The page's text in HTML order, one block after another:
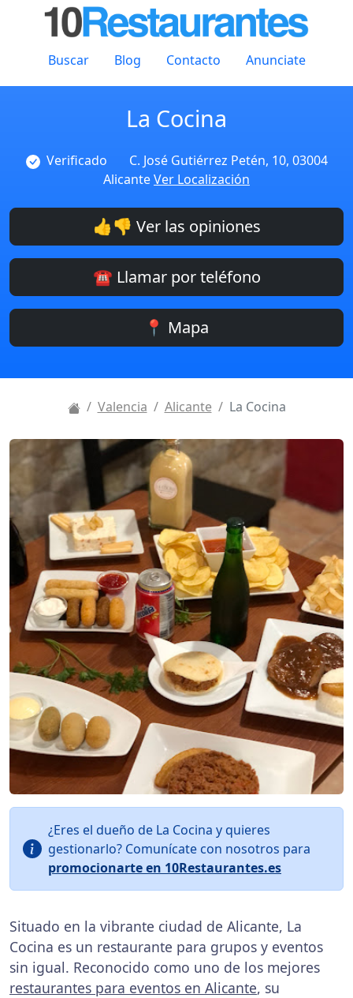
Buscar Blog Contacto Anunciate
La Cocina
Verificado
C. José Gutiérrez Petén, 10, 03004
AlicanteVer Localización
👍👎 Ver las opiniones
☎️ Llamar por teléfono
📍 Mapa
Valencia Alicante La Cocina
¿Eres el dueño de La Cocina y quieres
gestionarlo? Comunícate con nosotros para
promocionarte en 10Restaurantes.es
Situado en la vibrante ciudad de Alicante, La
Cocina es un restaurante para grupos y eventos
sin igual. Reconocido como uno de los mejores
restaurantes para eventos en Alicante, su